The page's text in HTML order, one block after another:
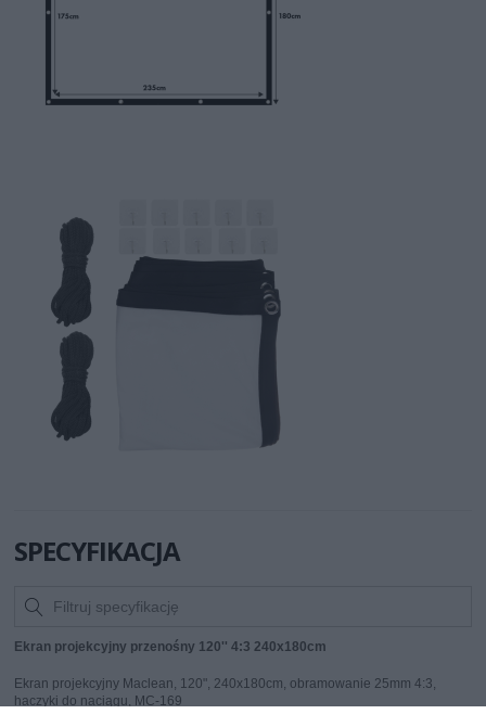
SPECYFIKACJA
Ekran projekcyjny przenośny 120'' 4:3 240x180cm
Ekran projekcyjny Maclean, 120", 240x180cm, obramowanie 25mm 4:3,
haczyki do naciągu, MC-169